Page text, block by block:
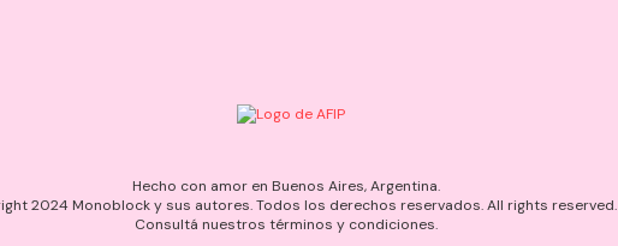
Hecho con amor en Buenos Aires, Argentina.
2024 Monoblock y sus autores. Todos los derechos reservados. All rights reserved.
Consultá nuestros términos y condiciones.